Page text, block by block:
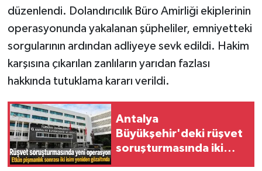
düzenlendi. Dolandırıcılık Büro Amirliği ekiplerinin
operasyonunda yakalanan şüpheliler, emniyetteki
sorgularının ardından adliyeye sevk edildi. Hakim
karşısına çıkarılan zanlıların yarıdan fazlası
hakkında tutuklama kararı verildi.
Antalya
Büyükşehir'deki rüşvet
soruşturmasında iki